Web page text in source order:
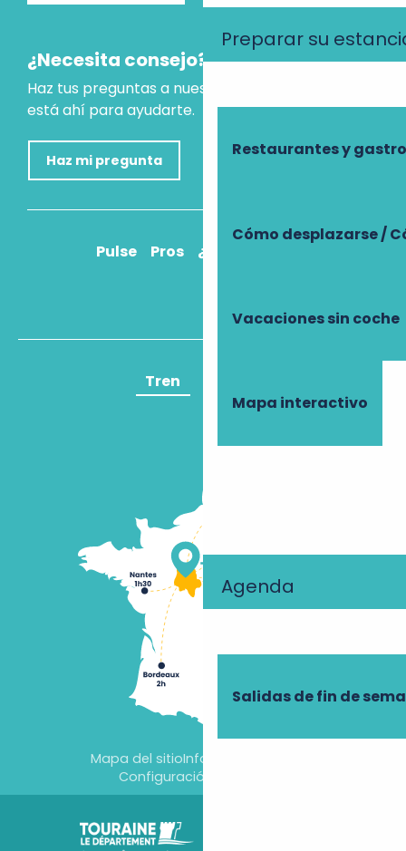
Preparar su
Restaurantes y
Cómo desplazarse /
Vacaciones sin coche
Mapa interactivo
Agenda
Salidas de fin de
¿Necesita consejo?
Haz tus preguntas a nuestro asistente virtual, que
está ahí para ayudarte.
Haz mi pregunta
Pulse Pros ¿Cómo llegar?
Tren
Mapa del sitioInformación jurídica
Configuración de cookies